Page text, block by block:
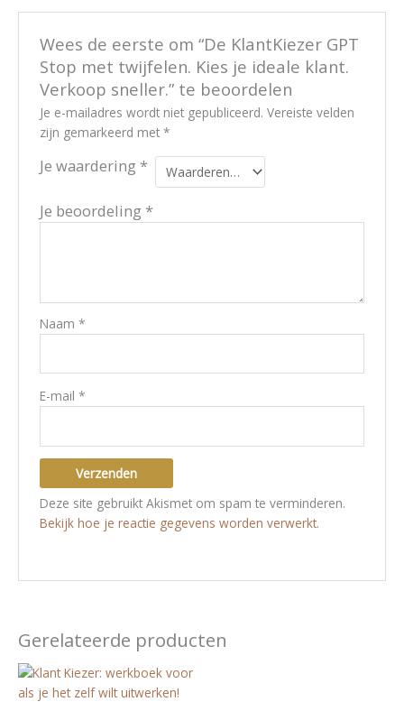
Wees de eerste om “De KlantKiezer GPT
Stop met twijfelen. Kies je ideale klant.
Verkoop sneller.” te beoordelen
Je e-mailadres wordt niet gepubliceerd. Vereiste velden
zijn gemarkeerd met *
Je waardering *
Je beoordeling *
Naam *
E-mail *
Deze site gebruikt Akismet om spam te verminderen.
Bekijk hoe je reactie gegevens worden verwerkt.
Gerelateerde producten